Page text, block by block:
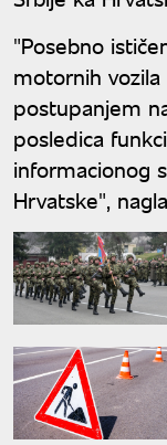
"Posebno
motornih
postupanjem
posledica
informacionog
Hrvatske",